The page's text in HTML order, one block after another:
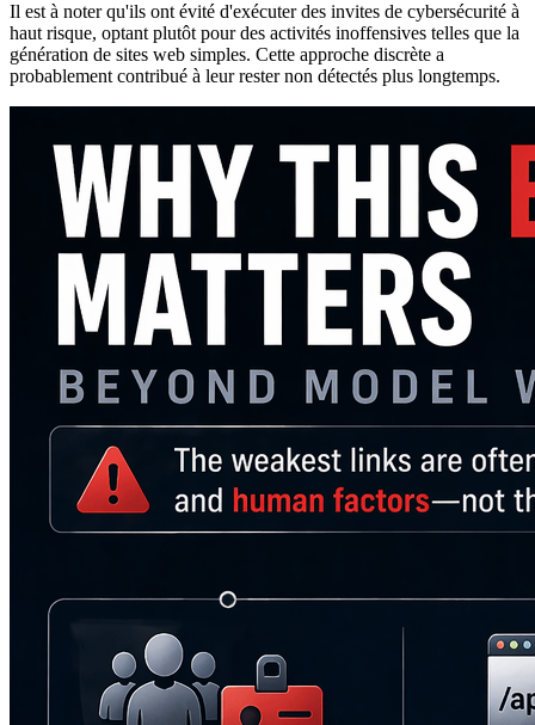
Il est à noter qu'ils ont évité d'exécuter des invites de cybersécurité à
haut risque, optant plutôt pour des activités inoffensives telles que la
génération de sites web simples. Cette approche discrète a
probablement contribué à leur rester non détectés plus longtemps.